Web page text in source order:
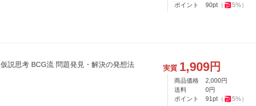
ポイント
90pt（ 5%）
仮説思考 BCG流 問題発見・解決の発想法 実質 1,909円
商品価格 2,000円
送料
0円
ポイント
91pt（ 5%）